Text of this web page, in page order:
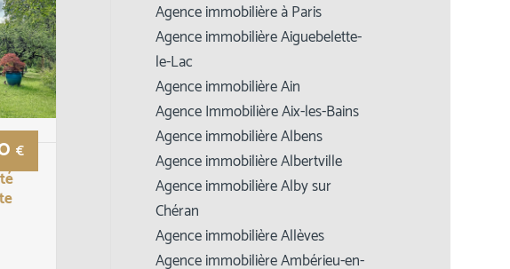
;
€
Agence immobilière à Paris
Agence immobilière Aiguebelette-
le-Lac
Agence immobilière Ain
Agence Immobilière Aix-les-Bains
Agence immobilière Albens
Agence immobilière Albertville
Agence immobilière Alby sur
Chéran
Agence immobilière Allèves
Agence immobilière Ambérieu-en-